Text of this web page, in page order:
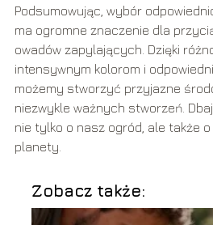
Podsumowując, wybór
ma ogromne znaczenie dla
owadów zapylających. Dzięki
intensywnym kolorom i
możemy stworzyć przyjazne
niezwykle ważnych stworzeń.
nie tylko o nasz ogród, ale także
planety.
Zobacz także: